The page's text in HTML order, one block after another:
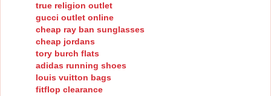
true religion outlet
gucci outlet online
cheap ray ban sunglasses
cheap jordans
tory burch flats
adidas running shoes
louis vuitton bags
fitflop clearance